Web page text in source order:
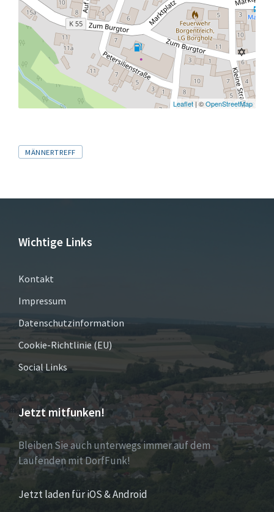
Leaflet | ©OpenStreetMap
Tags
MÄNNERTREFF
Wichtige Links
Kontakt
Impressum
Datenschutzinformation
Cookie-Richtlinie (EU)
Social Links
Jetzt mitfunken!
Bleiben Sie auch unterwegs immer auf dem
Laufenden mit DorfFunk!
Jetzt laden für iOS & Android